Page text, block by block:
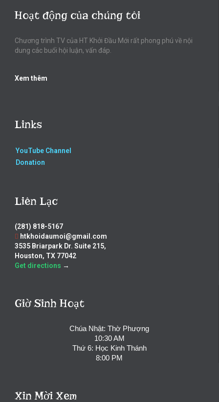
Hoạt động của chúng tôi
Chương trình TV của HT Khởi Đầu Mới rất phong phú về nội
dung các buổi hội luận, vấn đáp.
Xem thêm
Links
YouTube Channel
Donation
Liên Lạc
(281) 818-5167
htkhoidaumoi@gmail.com
3535 Briarpark Dr. Suite 215,
Houston, TX 77042
Get directions →
Giờ Sinh Hoạt
Chúa Nhật: Thờ Phượng
10:30 AM
Thứ 6: Học Kinh Thánh
8:00 PM
Xin Mời Xem